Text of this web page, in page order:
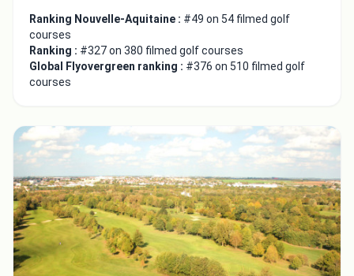
Ranking Nouvelle-Aquitaine : #49 on 54 filmed golf
courses
Ranking : #327 on 380 filmed golf courses
Global Flyovergreen ranking : #376 on 510 filmed golf
courses